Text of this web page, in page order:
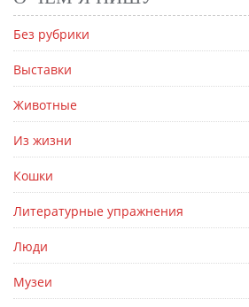
Без рубрики
Выставки
Животные
Из жизни
Кошки
Литературные упражнения
Люди
Музеи